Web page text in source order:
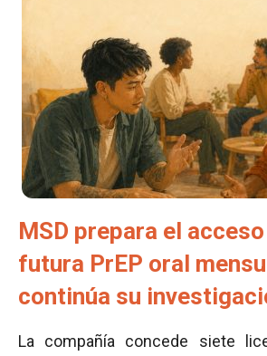
MSD prepara el acceso
futura PrEP oral
continúa su
La compañía concede siete